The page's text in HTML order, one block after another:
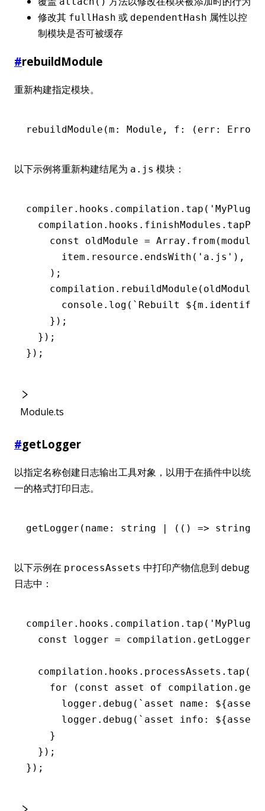
修改其 fullHash 或 dependentHash 属性以控
制模块是否可被缓存
#rebuildModule
重新构建指定模块。
rebuildModule (m: Module , f: (err : Error
以下示例将重新构建结尾为 a.js 模块：
compiler . hooks . compilation .tap (
  compilation
. hooks . finishModules
    const
oldModule = Array .from
      item
. resource .endsWith ( 'a.js' ) ,
    );
    compilation
.rebuildModule (oldModule
      console
.log ( `Rebuilt ${m
    });
  });
});
Module.ts
#getLogger
以指定名称创建日志输出工具对象，以用于在插件中以统
一的格式打印日志。
getLogger (name: string | (() =>
以下示例在 processAssets 中打印产物信息到 debug
日志中：
compiler . hooks . compilation .tap (
  const
logger = compilation .getLogger
  compilation
. hooks . processAssets .tap (
    for
( const asset of compilation
      logger
.debug ( `asset name: ${asset
      logger
.debug ( `asset info: ${asset
    }
  });
});